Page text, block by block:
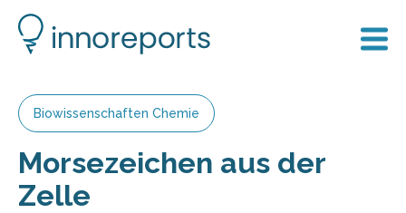
Biowissenschaften Chemie
Morsezeichen aus der
Zelle